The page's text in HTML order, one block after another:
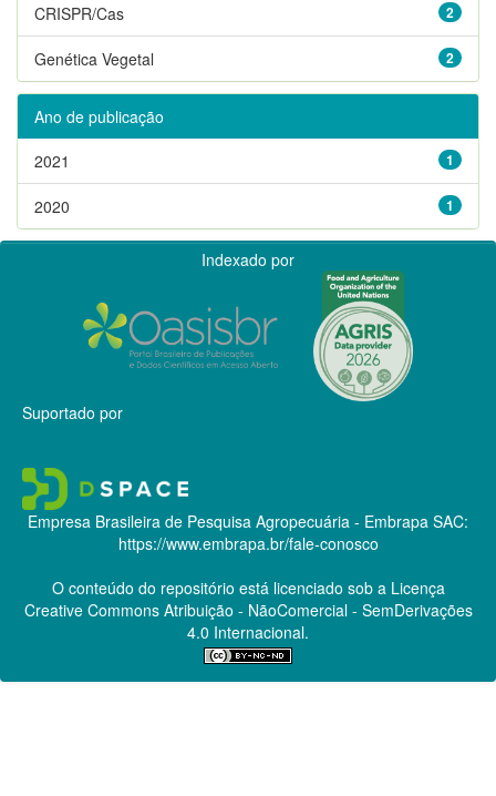
2
CRISPR/Cas
2
Genética Vegetal
Ano de publicação
1
2021
1
2020
Indexado por
Suportado por
Empresa Brasileira de Pesquisa Agropecuária - Embrapa SAC:
https://www.embrapa.br/fale-conosco
O conteúdo do repositório está licenciado sob a Licença
Creative CommonsAtribuição - NãoComercial - SemDerivações
4.0 Internacional.